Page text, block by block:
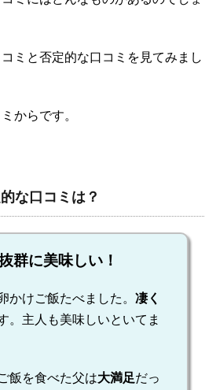
ミと否定的な口コミを見てみまし
からです。
な口コミは？
群に美味しい！
かけご飯たべました。 凄く
。主人も美味しいといてま
飯を食べた父は大満足だっ